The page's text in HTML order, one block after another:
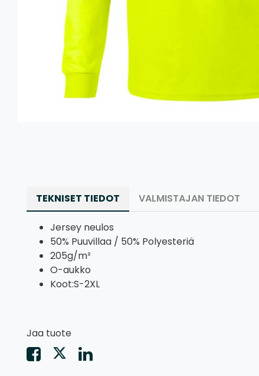
TEKNISET TIEDOT VALMISTAJAN TIEDOT
Jersey neulos
50% Puuvillaa / 50% Polyesteriä
205g/m²
O-aukko
Koot:S-2XL
Jaa tuote